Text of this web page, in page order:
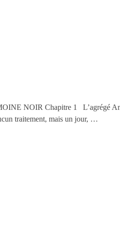
NOIR Chapitre 1 L’agrégé
traitement, mais un jour, …